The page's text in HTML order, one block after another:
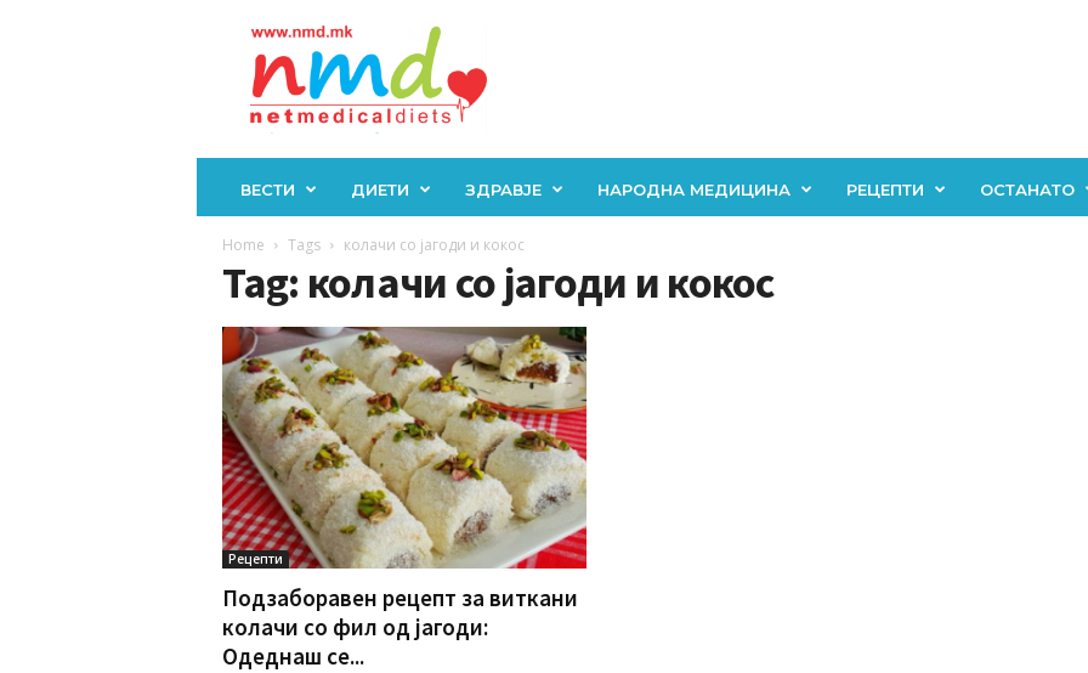
ВЕСТИ ДИЕТИ ЗДРАВЈЕ НАРОДНА МЕДИЦИНА РЕЦЕПТИ ОСТАНАТО
Home Tags колачи со јагоди и кокос
Tag: колачи со јагоди и кокос
Рецепти
Подзаборавен рецепт за виткани
колачи со фил од јагоди:
Одеднаш се...